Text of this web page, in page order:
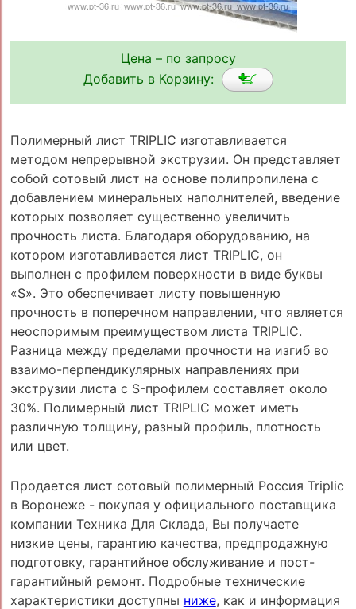
Цена – по запросу
Добавить в Корзину:
Полимерный лист TRIPLIC изготавливается
методом непрерывной экструзии. Он представляет
собой сотовый лист на основе полипропилена с
добавлением минеральных наполнителей, введение
которых позволяет существенно увеличить
прочность листа. Благодаря оборудованию, на
котором изготавливается лист TRIPLIC, он
выполнен с профилем поверхности в виде буквы
«S». Это обеспечивает листу повышенную
прочность в поперечном направлении, что является
неоспоримым преимуществом листа TRIPLIC.
Разница между пределами прочности на изгиб во
взаимо-перпендикулярных направлениях при
экструзии листа с S-профилем составляет около
30%. Полимерный лист TRIPLIC может иметь
различную толщину, разный профиль, плотность
или цвет.
Продается лист сотовый полимерный Россия Triplic
в Воронеже - покупая у официального поставщика
компании Техника Для Склада, Вы получаете
низкие цены, гарантию качества, предпродажную
подготовку, гарантийное обслуживание и пост-
гарантийный ремонт. Подробные технические
характеристики доступны ниже, как и информация